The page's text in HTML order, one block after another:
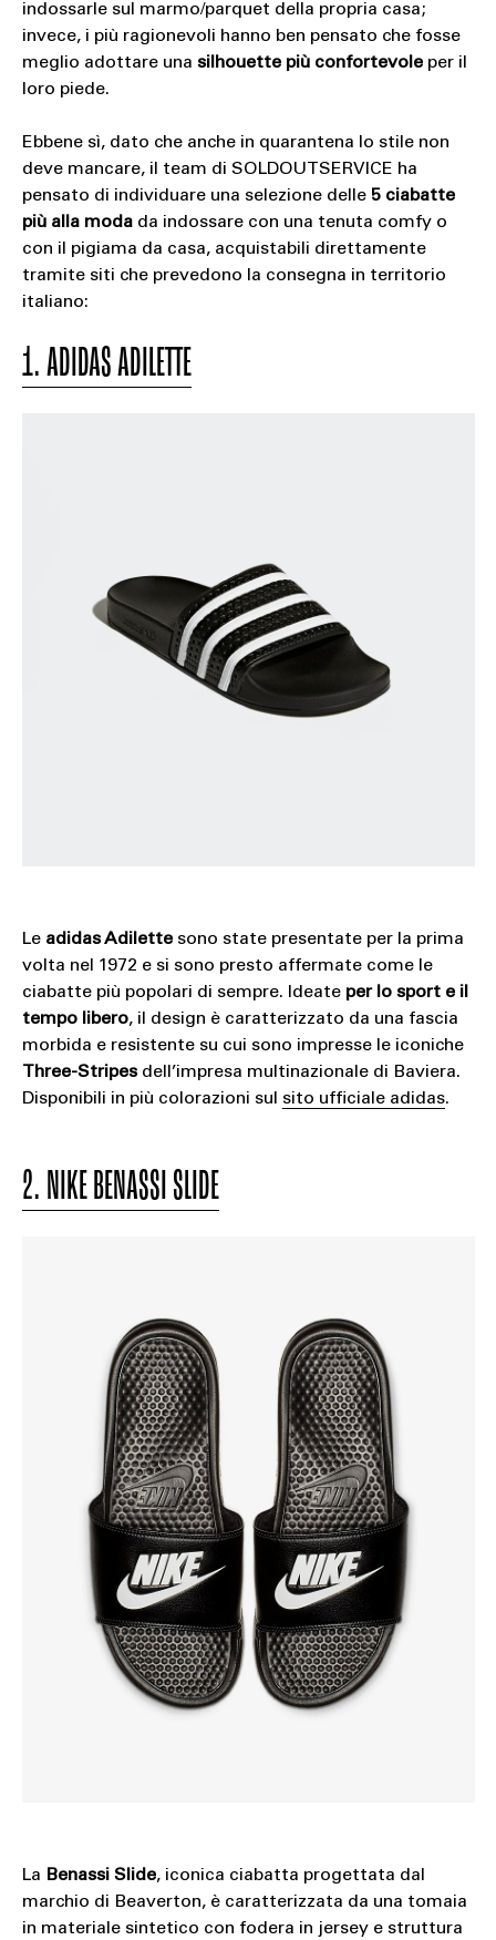
indossarle sul marmo/parquet della propria casa;
invece, i più ragionevoli hanno ben pensato che fosse
meglio adottare una silhouette più confortevoleper il
loro piede.
Ebbene sì, dato che anche in quarantena lo stile non
deve mancare, il team di SOLDOUTSERVICE ha
pensato di individuare una selezione delle 5 ciabatte
più alla modada indossare con una tenuta comfy o
con il pigiama da casa, acquistabili direttamente
tramite siti che prevedono la consegna in territorio
italiano:
1. ADIDAS ADILETTE
Le adidas Adilettesono state presentate per la prima
volta nel 1972 e si sono presto affermate come le
ciabatte più popolari di sempre. Ideate per lo sport e il
tempo libero, il design è caratterizzato da una fascia
morbida e resistente su cui sono impresse le iconiche
Three-Stripesdell’impresa multinazionale di Baviera.
Disponibili in più colorazioni sul sito ufficiale adidas.
2. NIKE BENASSI SLIDE
La Benassi Slide, iconica ciabatta progettata dal
marchio di Beaverton, è caratterizzata da una tomaia
in materiale sintetico con fodera in jersey e struttura